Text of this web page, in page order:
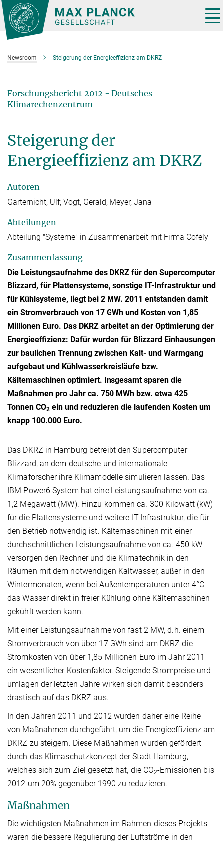
Hauptinhalt
Newsroom Steigerung der Energieeffizienz am DKRZ
Forschungsbericht 2012 - Deutsches
Klimarechenzentrum
Steigerung der
Energieeffizienz am DKRZ
Autoren
Garternicht, Ulf; Vogt, Gerald; Meyer, Jana
Abteilungen
Abteilung "Systeme" in Zusammenarbeit mit Firma Cofely
Zusammenfassung
Die Leistungsaufnahme des DKRZ für den Supercomputer
Blizzard, für Plattensysteme, sonstige IT-Infrastruktur und
für Kühlsysteme, liegt bei 2 MW. 2011 entstanden damit
ein Stromverbrauch von 17 GWh und Kosten von 1,85
Millionen Euro. Das DKRZ arbeitet an der Optimierung der
Energieeffizienz: Dafür wurden für Blizzard Einhausungen
zur baulichen Trennung zwischen Kalt- und Warmgang
aufgebaut und Kühlwasserkreisläufe bzw.
Kältemaschinen optimiert. Insgesamt sparen die
Maßnahmen pro Jahr ca. 750 MWh bzw. etwa 425
Tonnen CO2 ein und reduzieren die laufenden Kosten um
knapp 100.000 Euro.
Das DKRZ in Hamburg betreibt den Supercomputer
Blizzard, an dem deutsche und internationale
Klimaforscher ihre Klimamodelle simulieren lassen. Das
IBM Power6 System hat eine Leistungsaufnahme von ca.
1,2 Megawatt (MW). Hinzu kommen ca. 300 Kilowatt (kW)
für die Plattensysteme und weitere IT-Infrastruktur, die für
den Betrieb notwendig ist. Kältemaschinen mit einer
durchschnittlichen Leistungsaufnahme von ca. 450 kW
versorgen den Rechner und die Klimatechnik in den
Räumen mit dem notwendigen Kaltwasser, außer in den
Wintermonaten, wenn bei Außentemperaturen unter 4°C
das Wasser direkt in freier Kühlung ohne Kältemaschinen
gekühlt werden kann.
Mit einer Leistungsaufnahme von fast 2 MW, d.h. einem
Stromverbrauch von über 17 GWh sind am DKRZ die
Stromkosten von über 1,85 Millionen Euro im Jahr 2011
ein wesentlicher Kostenfaktor. Steigende Strompreise und -
umlagen der letzten Jahre wirken sich damit besonders
drastisch auf das DKRZ aus.
In den Jahren 2011 und 2012 wurden daher eine Reihe
von Maßnahmen durchgeführt, um die Energieeffizienz am
DKRZ zu steigern. Diese Maßnahmen wurden gefördert
durch das Klimaschutzkonzept der Stadt Hamburg,
welches sich zum Ziel gesetzt hat, die CO2-Emissionen bis
2012 um 20% gegenüber 1990 zu reduzieren.
Maßnahmen
Die wichtigsten Maßnahmen im Rahmen dieses Projekts
waren die bessere Regulierung der Luftströme in den